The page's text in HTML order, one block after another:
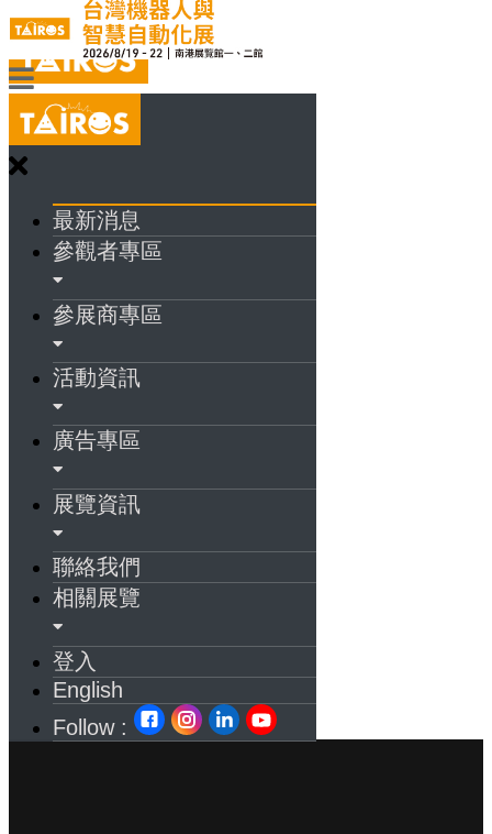
最新消息
參觀者專區
參展商專區
活動資訊
廣告專區
展覽資訊
聯絡我們
相關展覽
登入
English
Follow :